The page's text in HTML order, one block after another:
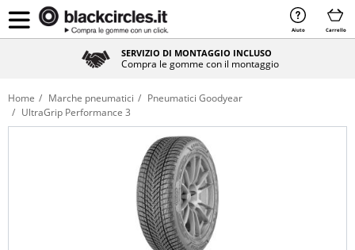
Aiuto Carrello
SERVIZIO DI MONTAGGIO INCLUSO
Compra le gomme con il montaggio
Home Marche pneumatici
Pneumatici Goodyear
UltraGrip Performance 3